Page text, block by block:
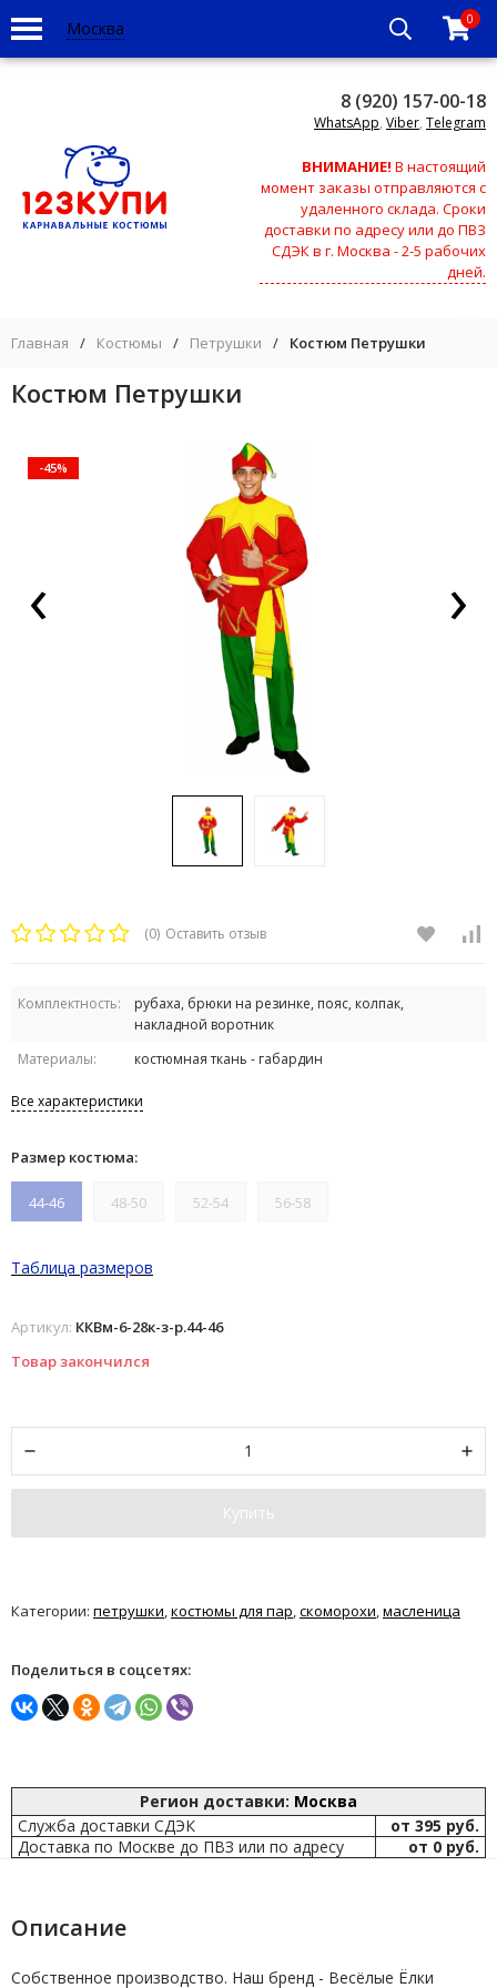
Москва 0
8 (920) 157-00-18
WhatsApp, Viber, Telegram
ВНИМАНИЕ! В настоящий
момент заказы отправляются с
удаленного склада. Сроки
доставки по адресу или до ПВЗ
СДЭК в г. Москва - 2-5 рабочих
дней.
Главная / Костюмы / Петрушки / Костюм Петрушки
Костюм Петрушки
-45%
‹ ›
(0) Оставить отзыв
Комплектность:
рубаха, брюки на резинке, пояс, колпак,
накладной воротник
Материалы:
костюмная ткань - габардин
Все характеристики
Размер костюма:
44-46 48-50 52-54 56-58
Таблица размеров
Артикул: ККВм-6-28к-з-р.44-46
Товар закончился
Купить
Категории: петрушки костюмы для пар скоморохи масленица
Поделиться в соцсетях:
Регион доставки: Москва
Служба доставки СДЭК
от 395 руб.
Доставка по Москве до ПВЗ или по адресу
от 0 руб.
Описание
Собственное производство. Наш бренд - Весёлые Ёлки